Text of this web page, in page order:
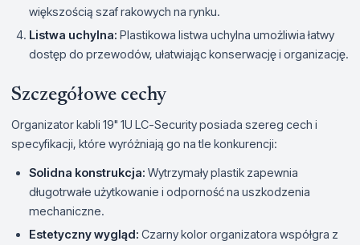
większością szaf rakowych na rynku.
Listwa uchylna: Plastikowa listwa uchylna umożliwia łatwy
dostęp do przewodów, ułatwiając konserwację i organizację.
Szczegółowe cechy
Organizator kabli 19" 1U LC-Security posiada szereg cech i
specyfikacji, które wyróżniają go na tle konkurencji:
Solidna konstrukcja: Wytrzymały plastik zapewnia
długotrwałe użytkowanie i odporność na uszkodzenia
mechaniczne.
Estetyczny wygląd: Czarny kolor organizatora współgra z